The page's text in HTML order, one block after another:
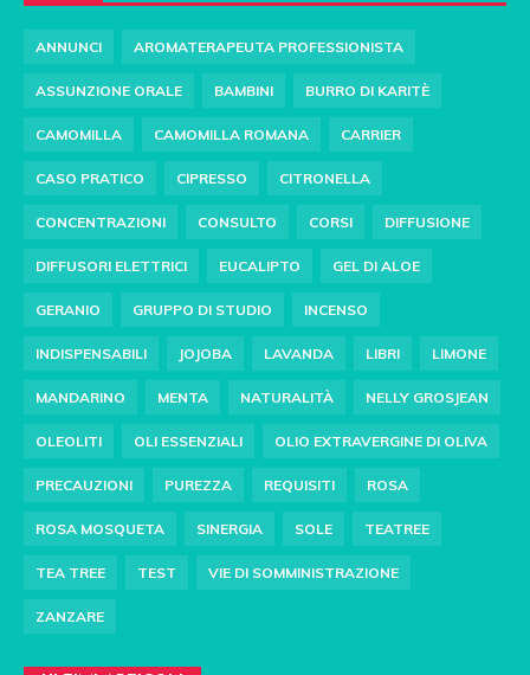
ANNUNCI AROMATERAPEUTA PROFESSIONISTA
ASSUNZIONE ORALE BAMBINI BURRO DI KARITÈ
CAMOMILLA CAMOMILLA ROMANA CARRIER
CASO PRATICO CIPRESSO CITRONELLA
CONCENTRAZIONI CONSULTO CORSI DIFFUSIONE
DIFFUSORI ELETTRICI EUCALIPTO GEL DI ALOE
GERANIO GRUPPO DI STUDIO INCENSO
INDISPENSABILI JOJOBA LAVANDA LIBRI LIMONE
MANDARINO MENTA NATURALITÀ NELLY GROSJEAN
OLEOLITI OLI ESSENZIALI OLIO EXTRAVERGINE DI OLIVA
PRECAUZIONI PUREZZA REQUISITI ROSA
ROSA MOSQUETA SINERGIA SOLE TEATREE
TEA TREE TEST VIE DI SOMMINISTRAZIONE
ZANZARE